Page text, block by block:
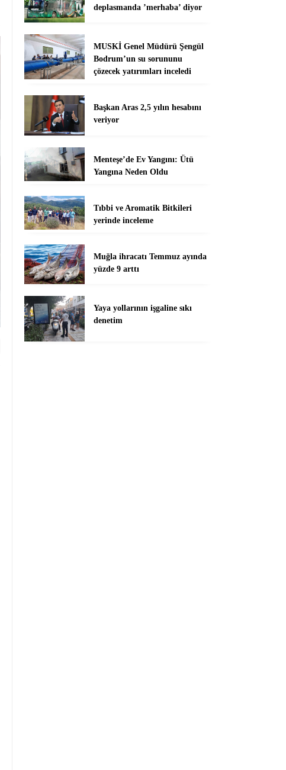
deplasmanda ’merhaba’ diyor
MUSKİ Genel Müdürü Şengül
Bodrum’un su sorununu
çözecek yatırımları inceledi
Başkan Aras 2,5 yılın hesabını
veriyor
Menteşe’de Ev Yangını: Ütü
Yangına Neden Oldu
Tıbbi ve Aromatik Bitkileri
yerinde inceleme
Muğla ihracatı Temmuz ayında
yüzde 9 arttı
Yaya yollarının işgaline sıkı
denetim